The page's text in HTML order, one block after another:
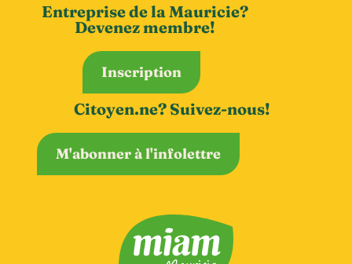
Entreprise de la Mauricie?
Devenez membre!
Inscription
Citoyen.ne? Suivez-nous!
M'abonner à l'infolettre